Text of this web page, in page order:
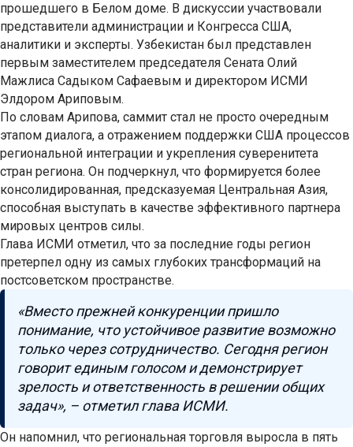
прошедшего в Белом доме. В дискуссии участвовали
представители администрации и Конгресса США,
аналитики и эксперты. Узбекистан был представлен
первым заместителем председателя Сената Олий
Мажлиса Садыком Сафаевым и директором ИСМИ
Элдором Ариповым.
По словам Арипова, саммит стал не просто очередным
этапом диалога, а отражением поддержки США процессов
региональной интеграции и укрепления суверенитета
стран региона. Он подчеркнул, что формируется более
консолидированная, предсказуемая Центральная Азия,
способная выступать в качестве эффективного партнера
мировых центров силы.
Глава ИСМИ отметил, что за последние годы регион
претерпел одну из самых глубоких трансформаций на
постсоветском пространстве.
«Вместо прежней конкуренции пришло
понимание, что устойчивое развитие возможно
только через сотрудничество. Сегодня регион
говорит единым голосом и демонстрирует
зрелость и ответственность в решении общих
задач», – отметил глава ИСМИ.
Он напомнил, что региональная торговля выросла в пять